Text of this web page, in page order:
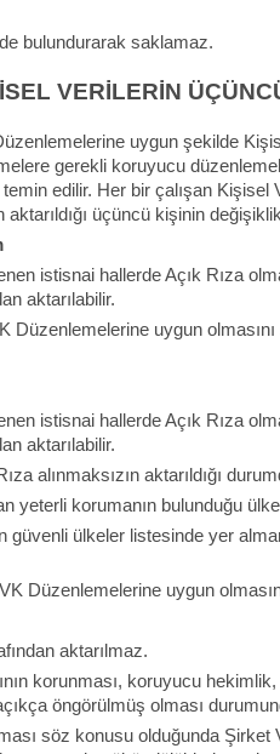
bulundurarak saklamaz.
VERİLERİN
uygun şekilde
gerekli koruyucu
edilir. Her bir çalışan
üçüncü kişinin
istisnai hallerde Açık Rıza
aktarılabilir.
Düzenlemelerine uygun
istisnai hallerde Açık Rıza
aktarılabilir.
alınmaksızın aktarıldığı
yeterli korumanın bulunduğu
güvenli ülkeler listesinde yer
Düzenlemelerine uygun
aktarılmaz.
korunması, koruyucu
öngörülmüş olması
söz konusu olduğunda